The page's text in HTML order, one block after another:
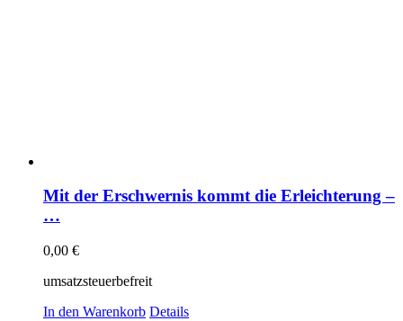
Mit der Erschwernis kommt die Erleichterung –
…
0,00 €
umsatzsteuerbefreit
In den Warenkorb Details